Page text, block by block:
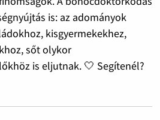
is: az adományok
kisgyermekekhez,
sőt olykor
is eljutnak. 🤍 Segítenél?